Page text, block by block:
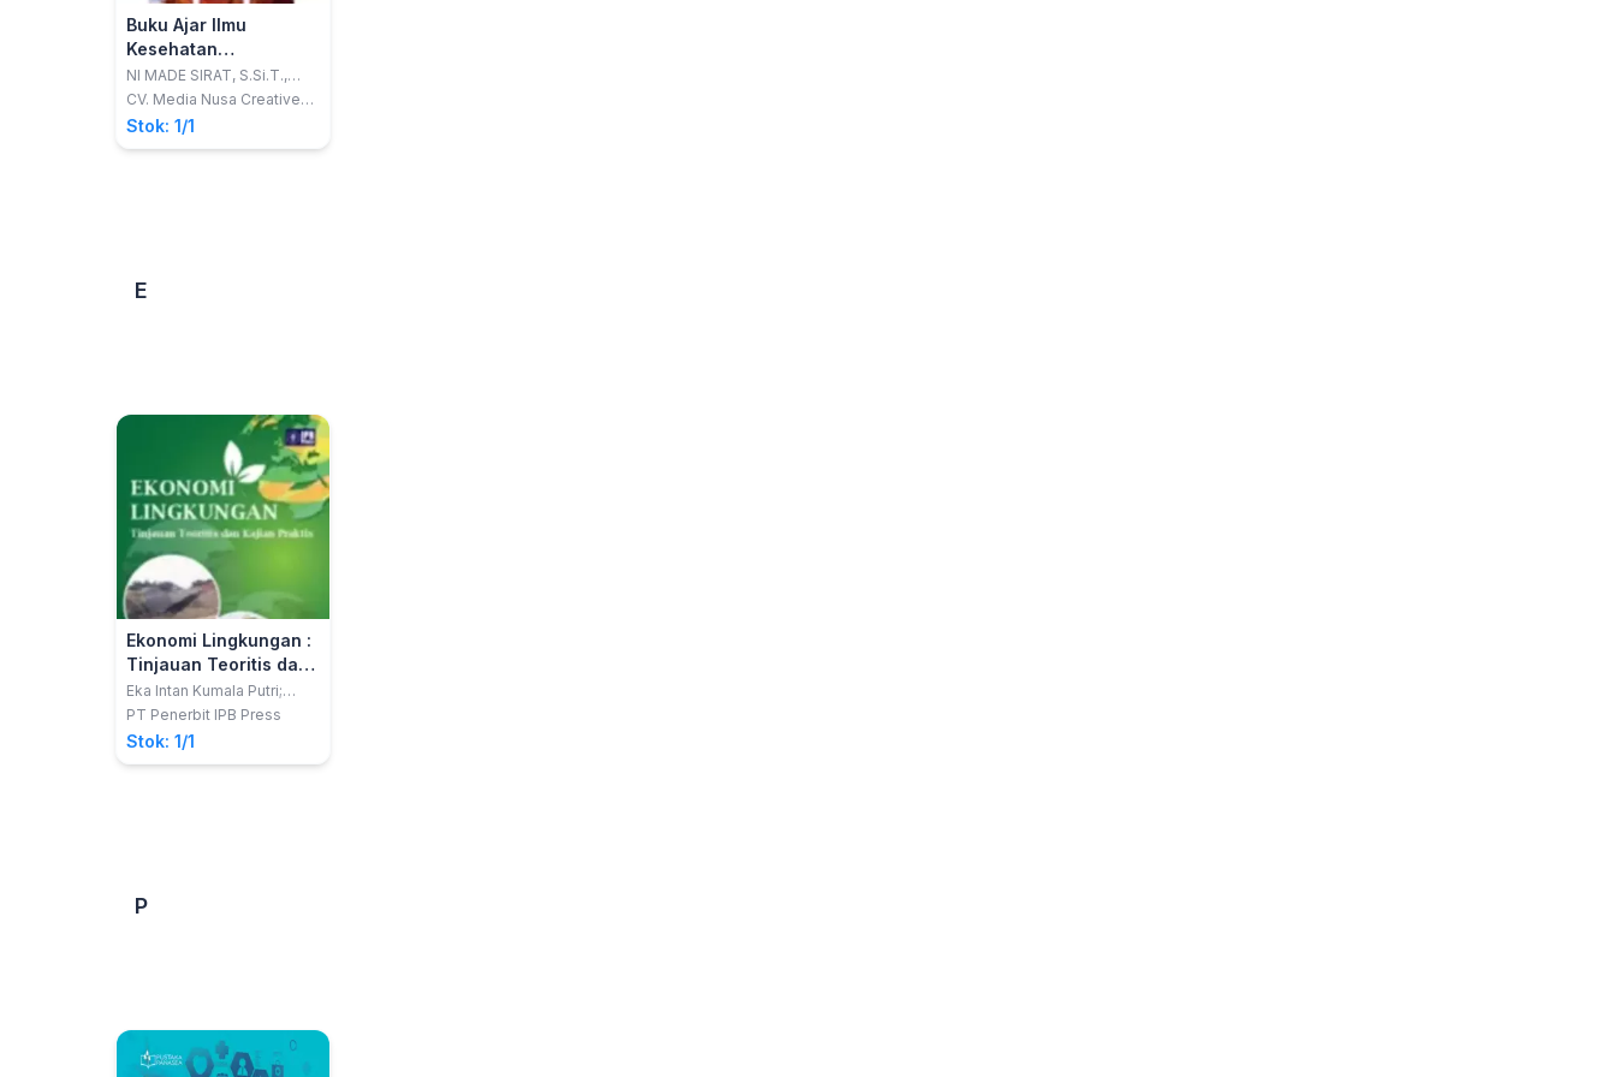
Buku Ajar Ilmu
Kesehatan
Masyarakat
NI MADE SIRAT, S.Si.T.,
M.Kes.; ANAK AGUNG
M.Kes.
CV. Media Nusa Creative
(MNC PUBLISHING)
Stok: 1/1
E
Ekonomi Lingkungan :
Tinjauan Teoritis dan
Kajian Praktis
Eka Intan Kumala Putri;
Nuva Maresfin
PT Penerbit IPB Press
Stok: 1/1
P